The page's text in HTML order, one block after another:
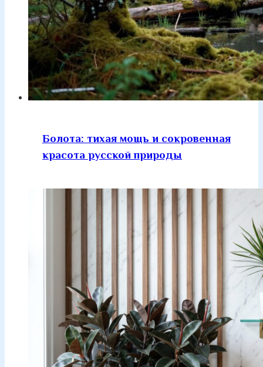
Болота: тихая мощь и сокровенная
красота русской природы